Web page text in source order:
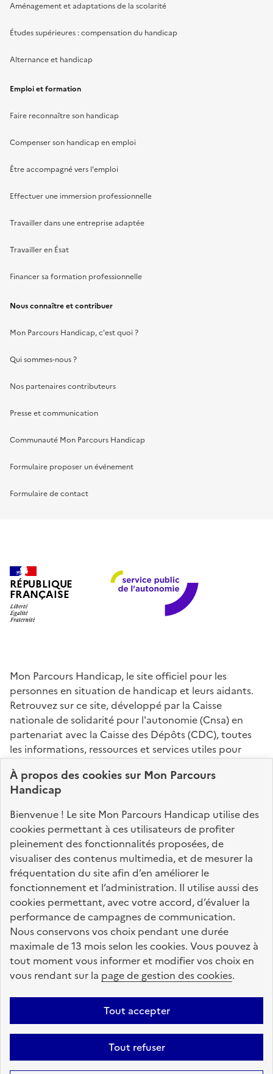
À propos descookiessur Mon Parcours
Handicap
Bienvenue ! Le site Mon Parcours Handicap utilise des
cookies permettant à ces utilisateurs de profiter
pleinement des fonctionnalités proposées, de
visualiser des contenus multimedia, et de mesurer la
fréquentation du site afin d’en améliorer le
fonctionnement et l’administration. Il utilise aussi des
cookies permettant, avec votre accord, d’évaluer la
performance de campagnes de communication.
Nous conservons vos choix pendant une durée
maximale de 13 mois selon les cookies. Vous pouvez à
tout moment vous informer et modifier vos choix en
vous rendant sur la page de gestion des cookies.
Tout accepter
Tout refuser
Aménagement et adaptations de la scolarité
Études supérieures : compensation du handicap
Alternance et handicap
Emploi et formation
Faire reconnaître son handicap
Compenser son handicap en emploi
Être accompagné vers l'emploi
Effectuer une immersion professionnelle
Travailler dans une entreprise adaptée
Travailler en Ésat
Financer sa formation professionnelle
Nous connaître et contribuer
Mon Parcours Handicap, c'est quoi ?
Qui sommes-nous ?
Nos partenaires contributeurs
Presse et communication
Communauté Mon Parcours Handicap
Formulaire proposer un événement
Formulaire de contact
RÉPUBLIQUE
FRANÇAISE
Mon Parcours Handicap, le site officiel pour les
personnes en situation de handicap et leurs aidants.
Retrouvez sur ce site, développé par la Caisse
nationale de solidarité pour l'autonomie (Cnsa) en
partenariat avec la Caisse des Dépôts (CDC), toutes
les informations, ressources et services utiles pour
connaître vos droits, effectuer vos démarches,
identifier vos interlocuteurs.
Nos sites partenaires
info.gouv.fr service-public.fr legifrance.gouv.fr
data.gouv.fr
Nos partenaires
La Caisse des Dépôts
accompagne les parcours
de vie
Informations sur le site
Plan du site Accessibilité : totalement conforme Mentions légales
Données personnelles CGU Politique des cookies
Aide sur ce site